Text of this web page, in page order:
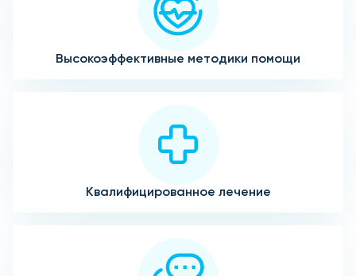
Высокоэффективные методики помощи
Квалифицированное лечение